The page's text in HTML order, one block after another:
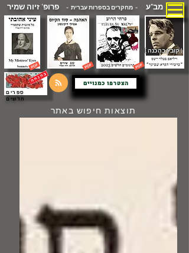
מב"ע - מחקרים בספרות עברית -פרופ' זיוה שמיר
( קובץ בהכנה )
הצטרפו כמנויים
ספרים
חדשים
תוצאות חיפוש באתר